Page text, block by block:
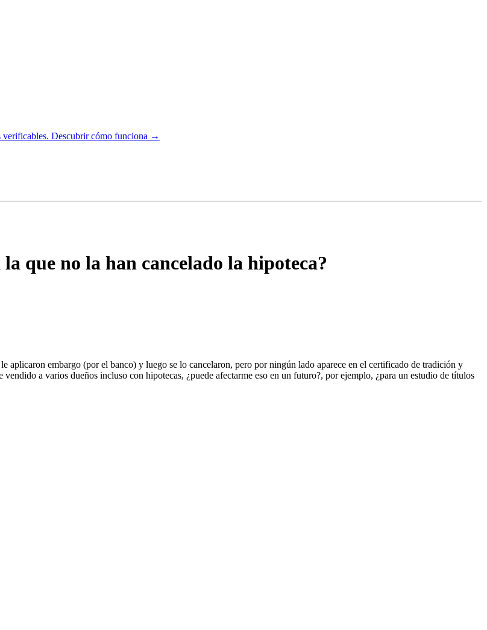
verificables. Descubrir cómo funciona →
que no la han cancelado la hipoteca?
aplicaron embargo (por el banco) y luego se lo cancelaron, pero por ningún lado aparece en el certificado de tradición y
a varios dueños incluso con hipotecas, ¿puede afectarme eso en un futuro?, por ejemplo, ¿para un estudio de títulos